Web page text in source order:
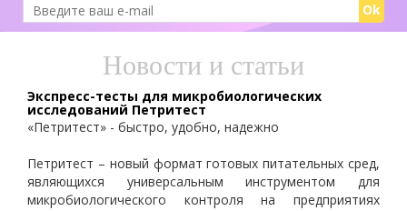
Ok
Новости и статьи
Экспресс-тесты для микробиологических
исследований Петритест
«Петритест» - быстро, удобно, надежно
Петритест – новый формат готовых питательных сред,
являющихся универсальным инструментом для
микробиологического контроля на предприятиях